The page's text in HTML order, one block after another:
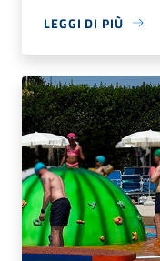
LEGGI DI PIÙ